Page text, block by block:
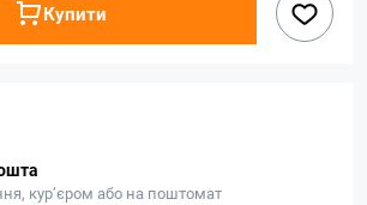
Купити
кур’єром або на поштомат